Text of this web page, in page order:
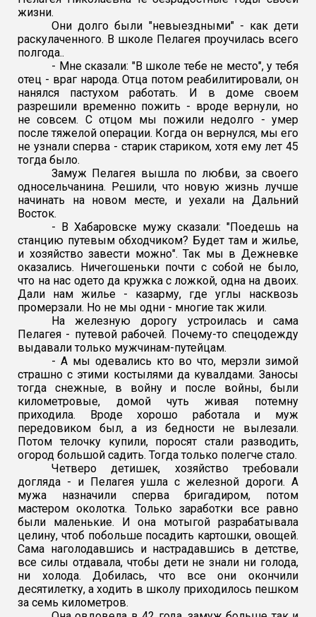
жизни.
Они долго были "невыездными" - как дети
раскулаченного. В школе Пелагея проучилась всего
полгода..
- Мне сказали: "В школе тебе не место", у тебя
отец - враг народа. Отца потом реабилитировали, он
нанялся пастухом работать. И в доме своем
разрешили временно пожить - вроде вернули, но
не совсем. С отцом мы пожили недолго - умер
после тяжелой операции. Когда он вернулся, мы его
не узнали сперва - старик стариком, хотя ему лет 45
тогда было.
Замуж Пелагея вышла по любви, за своего
односельчанина. Решили, что новую жизнь лучше
начинать на новом месте, и уехали на Дальний
Восток.
- В Хабаровске мужу сказали: "Поедешь на
станцию путевым обходчиком? Будет там и жилье,
и хозяйство завести можно". Так мы в Дежневке
оказались. Ничегошеньки почти с собой не было,
что на нас одето да кружка с ложкой, одна на двоих.
Дали нам жилье - казарму, где углы насквозь
промерзали. Но не мы одни - многие так жили.
На железную дорогу устроилась и сама
Пелагея - путевой рабочей. Почему-то спецодежду
выдавали только мужчинам-путейцам.
- А мы одевались кто во что, мерзли зимой
страшно с этими костылями да кувалдами. Заносы
тогда снежные, в войну и после войны, были
километровые, домой чуть живая потемну
приходила. Вроде хорошо работала и муж
передовиком был, а из бедности не вылезали.
Потом телочку купили, поросят стали разводить,
огород большой садить. Тогда только полегче стало.
Четверо детишек, хозяйство требовали
догляда - и Пелагея ушла с железной дороги. А
мужа назначили сперва бригадиром, потом
мастером околотка. Только заработки все равно
были маленькие. И она мотыгой разрабатывала
целину, чтоб побольше посадить картошки, овощей.
Сама наголодавшись и настрадавшись в детстве,
все силы отдавала, чтобы дети не знали ни голода,
ни холода. Добилась, что все они окончили
десятилетку, а ходить в школу приходилось пешком
за семь километров.